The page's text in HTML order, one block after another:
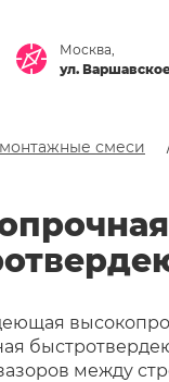
Москва,
ул.
смеси
между